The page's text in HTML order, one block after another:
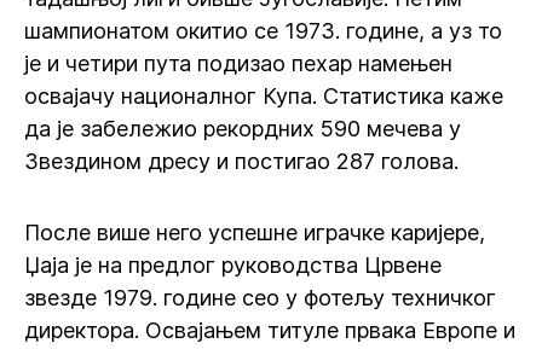
шампионатом окитио се 1973. године, а уз то
је и четири пута подизао пехар намењен
освајачу националног Купа. Статистика каже
да је забележио рекордних 590 мечева у
Звездином дресу и постигао 287 голова.
После више него успешне играчке каријере,
Џаја је на предлог руководства Црвене
звезде 1979. године сео у фотељу техничког
директора. Освајањем титуле првака Европе и